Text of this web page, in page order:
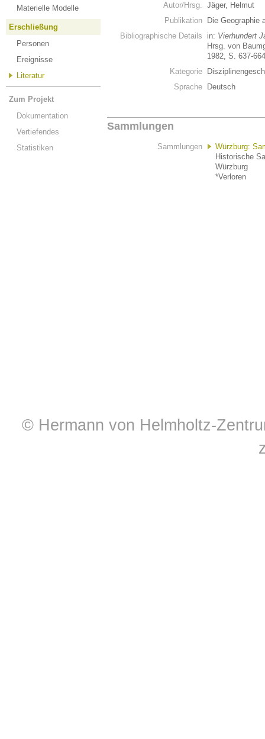
Materielle Modelle
Erschließung
Personen
Ereignisse
Literatur
Zum Projekt
Dokumentation
Vertiefendes
Statistiken
Autor/Hrsg. Jäger, Helmut
Publikation
Die Geographie
Bibliographische Details
in: Vierhundert
Hrsg. von
1982, S. 637-664
Kategorie
Sprache
Deutsch
Sammlungen
Sammlungen
Würzburg:
Historische
Würzburg
*Verloren
© Hermann von Helmholtz-